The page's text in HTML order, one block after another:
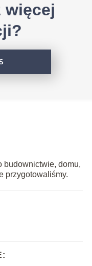
więcej
budownictwie, domu,
przygotowaliśmy.